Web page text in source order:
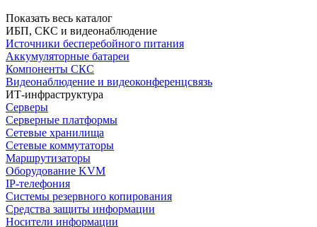
Показать весь каталог
ИБП, СКС и видеонаблюдение
Источники бесперебойного питания
Аккумуляторные батареи
Компоненты СКС
Видеонаблюдение и видеоконференцсвязь
ИТ-инфраструктура
Серверы
Серверные платформы
Сетевые хранилища
Сетевые коммутаторы
Маршрутизаторы
Оборудование KVM
IP-телефония
Системы резервного копирования
Средства защиты информации
Носители информации